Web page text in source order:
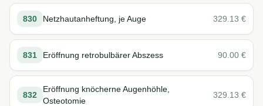
830 Netzhautanheftung, je Auge 329.13 €
831 Eröffnung retrobulbärer Abszess 90.00 €
832
Eröffnung knöcherne Augenhöhle,
Osteotomie
329.13 €